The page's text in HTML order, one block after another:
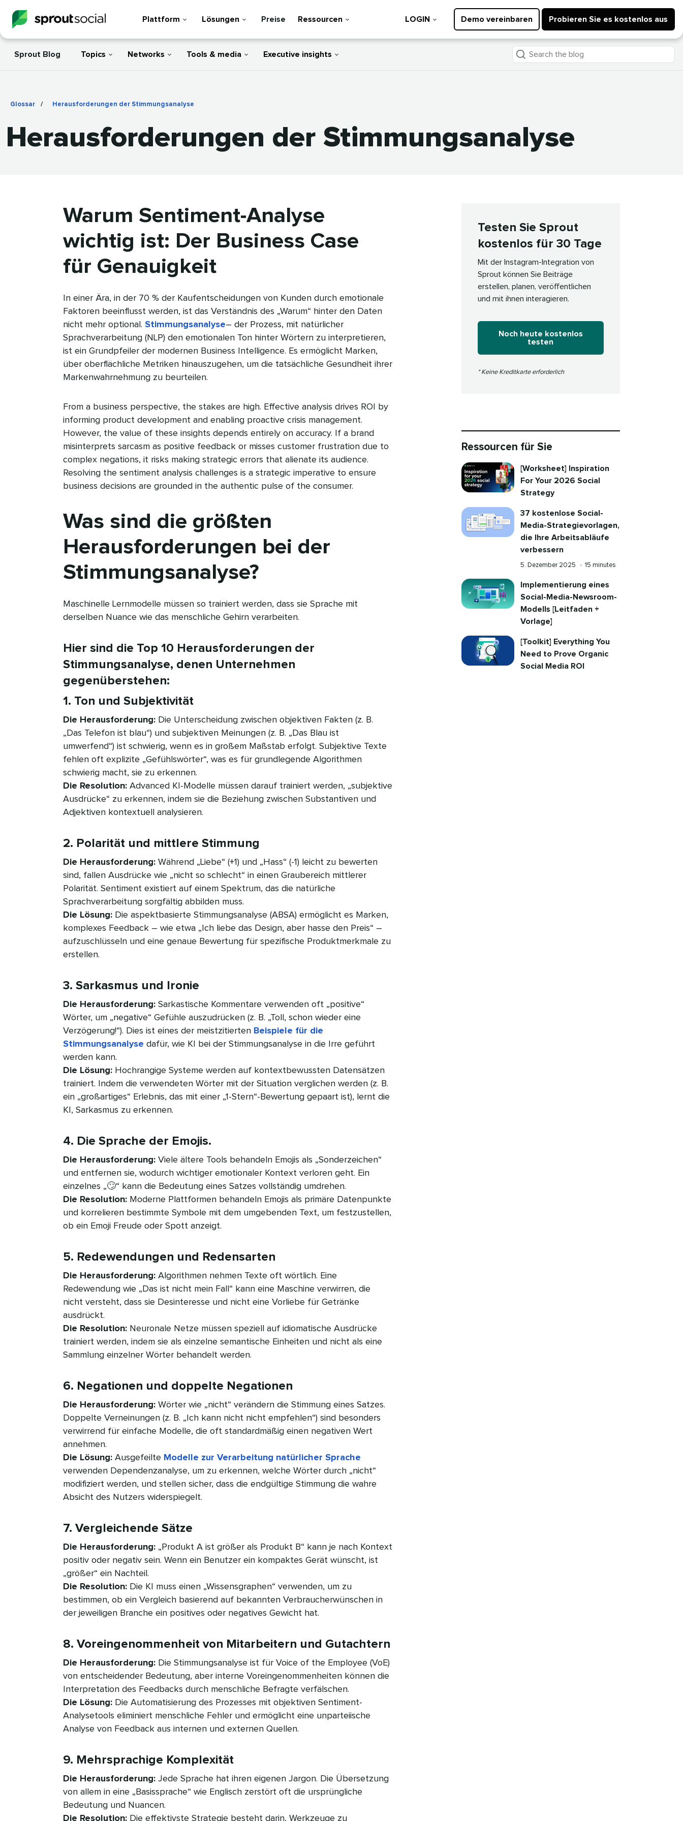
Plattform Lösungen Preise Ressourcen LOGIN Demo vereinbaren Probieren Sie es kostenlos aus
Sprout Blog Topics Networks Tools & media Executive insights
Search
Glossar / Herausforderungen der Stimmungsanalyse
Herausforderungen der Stimmungsanalyse​​
Warum Sentiment-Analyse
wichtig ist: Der Business Case
für Genauigkeit​​
In einer Ära, in der 70 % der Kaufentscheidungen von Kunden durch emotionale
Faktoren beeinflusst werden, ist das Verständnis des „Warum“ hinter den Daten
nicht mehr optional. Stimmungsanalyse– der Prozess, mit natürlicher
Sprachverarbeitung (NLP) den emotionalen Ton hinter Wörtern zu interpretieren,
ist ein Grundpfeiler der modernen Business Intelligence. Es ermöglicht Marken,
über oberflächliche Metriken hinauszugehen, um die tatsächliche Gesundheit ihrer
Markenwahrnehmung zu beurteilen.​​
From a business perspective, the stakes are high. Effective analysis drives ROI by
informing product development and enabling proactive crisis management.
However, the value of these insights depends entirely on accuracy. If a brand
misinterprets sarcasm as positive feedback or misses customer frustration due to
complex negations, it risks making strategic errors that alienate its audience.
Resolving the sentiment analysis challenges is a strategic imperative to ensure
business decisions are grounded in the authentic pulse of the consumer.​​
Was sind die größten
Herausforderungen bei der
Stimmungsanalyse?​​
Maschinelle Lernmodelle müssen so trainiert werden, dass sie Sprache mit
derselben Nuance wie das menschliche Gehirn verarbeiten.​​
Hier sind die Top 10 Herausforderungen der
Stimmungsanalyse, denen Unternehmen
gegenüberstehen:​​
1. Ton und Subjektivität​​
Die Herausforderung: Die Unterscheidung zwischen objektiven Fakten (z. B.
„Das Telefon ist blau“) und subjektiven Meinungen (z. B. „Das Blau ist
umwerfend“) ist schwierig, wenn es in großem Maßstab erfolgt. Subjektive Texte
fehlen oft explizite „Gefühlswörter“, was es für grundlegende Algorithmen
schwierig macht, sie zu erkennen.
Die Resolution: Advanced KI-Modelle müssen darauf trainiert werden, „subjektive
Ausdrücke“ zu erkennen, indem sie die Beziehung zwischen Substantiven und
Adjektiven kontextuell analysieren.​​
2. Polarität und mittlere Stimmung​​
Die Herausforderung: Während „Liebe“ (+1) und „Hass“ (-1) leicht zu bewerten
sind, fallen Ausdrücke wie „nicht so schlecht“ in einen Graubereich mittlerer
Polarität. Sentiment existiert auf einem Spektrum, das die natürliche
Sprachverarbeitung sorgfältig abbilden muss.
Die Lösung: Die aspektbasierte Stimmungsanalyse (ABSA) ermöglicht es Marken,
komplexes Feedback – wie etwa „Ich liebe das Design, aber hasse den Preis“ –
aufzuschlüsseln und eine genaue Bewertung für spezifische Produktmerkmale zu
erstellen.​​
3. Sarkasmus und Ironie​​
Die Herausforderung: Sarkastische Kommentare verwenden oft „positive“
Wörter, um „negative“ Gefühle auszudrücken (z. B. „Toll, schon wieder eine
Verzögerung!“). Dies ist eines der meistzitierten Beispiele für die
Stimmungsanalyse dafür, wie KI bei der Stimmungsanalyse in die Irre geführt
werden kann.
Die Lösung: Hochrangige Systeme werden auf kontextbewussten Datensätzen
trainiert. Indem die verwendeten Wörter mit der Situation verglichen werden (z. B.
ein „großartiges“ Erlebnis, das mit einer „1-Stern“-Bewertung gepaart ist), lernt die
KI, Sarkasmus zu erkennen.​​
4. Die Sprache der Emojis.​​
Die Herausforderung: Viele ältere Tools behandeln Emojis als „Sonderzeichen“
und entfernen sie, wodurch wichtiger emotionaler Kontext verloren geht. Ein
einzelnes „🙄“ kann die Bedeutung eines Satzes vollständig umdrehen.
Die Resolution: Moderne Plattformen behandeln Emojis als primäre Datenpunkte
und korrelieren bestimmte Symbole mit dem umgebenden Text, um festzustellen,
ob ein Emoji Freude oder Spott anzeigt.​​
5. Redewendungen und Redensarten​​
Die Herausforderung: Algorithmen nehmen Texte oft wörtlich. Eine
Redewendung wie „Das ist nicht mein Fall“ kann eine Maschine verwirren, die
nicht versteht, dass sie Desinteresse und nicht eine Vorliebe für Getränke
ausdrückt.
Die Resolution: Neuronale Netze müssen speziell auf idiomatische Ausdrücke
trainiert werden, indem sie als einzelne semantische Einheiten und nicht als eine
Sammlung einzelner Wörter behandelt werden.​​
6. Negationen und doppelte Negationen​​
Die Herausforderung: Wörter wie „nicht“ verändern die Stimmung eines Satzes.
Doppelte Verneinungen (z. B. „Ich kann nicht nicht empfehlen“) sind besonders
verwirrend für einfache Modelle, die oft standardmäßig einen negativen Wert
annehmen.
Die Lösung: Ausgefeilte Modelle zur Verarbeitung natürlicher Sprache
verwenden Dependenzanalyse, um zu erkennen, welche Wörter durch „nicht“
modifiziert werden, und stellen sicher, dass die endgültige Stimmung die wahre
Absicht des Nutzers widerspiegelt.​​
7. Vergleichende Sätze​​
Die Herausforderung: „Produkt A ist größer als Produkt B“ kann je nach Kontext
positiv oder negativ sein. Wenn ein Benutzer ein kompaktes Gerät wünscht, ist
„größer“ ein Nachteil.
Die Resolution: Die KI muss einen „Wissensgraphen“ verwenden, um zu
bestimmen, ob ein Vergleich basierend auf bekannten Verbraucherwünschen in
der jeweiligen Branche ein positives oder negatives Gewicht hat.​​
8. Voreingenommenheit von Mitarbeitern und Gutachtern​​
Die Herausforderung: Die Stimmungsanalyse ist für Voice of the Employee (VoE)
von entscheidender Bedeutung, aber interne Voreingenommenheiten können die
Interpretation des Feedbacks durch menschliche Befragte verfälschen.
Die Lösung: Die Automatisierung des Prozesses mit objektiven Sentiment-
Analysetools eliminiert menschliche Fehler und ermöglicht eine unparteiische
Analyse von Feedback aus internen und externen Quellen.​​
9. Mehrsprachige Komplexität​​
Die Herausforderung: Jede Sprache hat ihren eigenen Jargon. Die Übersetzung
von allem in eine „Basissprache“ wie Englisch zerstört oft die ursprüngliche
Bedeutung und Nuancen.
Die Resolution: Die effektivste Strategie besteht darin, Werkzeuge zu
Testen Sie Sprout
kostenlos für 30 Tage​​
Mit der Instagram-Integration von
Sprout können Sie Beiträge
erstellen, planen, veröffentlichen
und mit ihnen interagieren.​​
Noch heute kostenlos
testen​​
* Keine Kreditkarte erforderlich​​
Ressourcen für Sie​​
[Worksheet] Inspiration
For Your 2026 Social
Strategy​​
37 kostenlose Social-
Media-Strategievorlagen,
die Ihre Arbeitsabläufe
verbessern​​
Veröffentlicht
5. Dezember 2025​​ •​​ Reading
15 minutes​​
Implementierung eines
Social-Media-Newsroom-
Modells [Leitfaden +
Vorlage]​​
[Toolkit] Everything You
Need to Prove Organic
Social Media ROI​​